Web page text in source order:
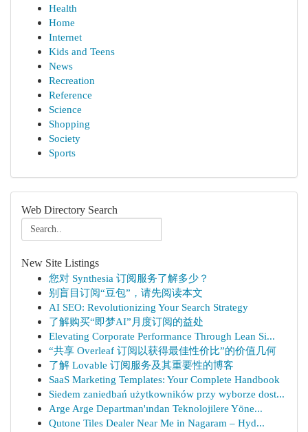
Health
Home
Internet
Kids and Teens
News
Recreation
Reference
Science
Shopping
Society
Sports
Web Directory Search
New Site Listings
您对 Synthesia 订阅服务了解多少？
别盲目订阅“豆包”，请先阅读本文
AI SEO: Revolutionizing Your Search Strategy
了解购买“即梦AI”月度订阅的益处
Elevating Corporate Performance Through Lean Si...
“共享 Overleaf 订阅以获得最佳性价比”的价值几何
了解 Lovable 订阅服务及其重要性的博客
SaaS Marketing Templates: Your Complete Handbook
Siedem zaniedbań użytkowników przy wyborze dost...
Arge Arge Departman'ından Teknolojilere Yöne...
Qutone Tiles Dealer Near Me in Nagaram – Hyd...